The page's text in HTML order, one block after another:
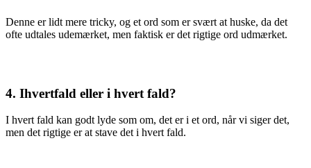
Denne er lidt mere tricky, og et ord som er svært at huske, da det
ofte udtales udemærket, men faktisk er det rigtige ord udmærket.
4. Ihvertfald eller i hvert fald?
I hvert fald kan godt lyde som om, det er i et ord, når vi siger det,
men det rigtige er at stave det i hvert fald.